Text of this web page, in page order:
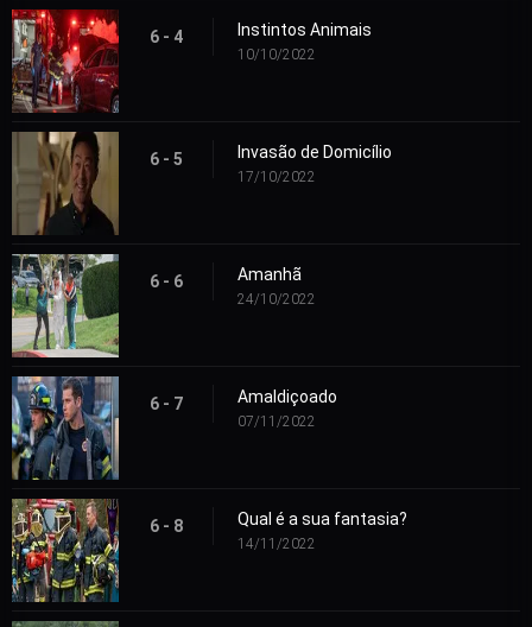
6 - 4 Instintos Animais
10/10/2022
6 - 5 Invasão de Domicílio
17/10/2022
6 - 6 Amanhã
24/10/2022
6 - 7 Amaldiçoado
07/11/2022
6 - 8 Qual é a sua fantasia?
14/11/2022